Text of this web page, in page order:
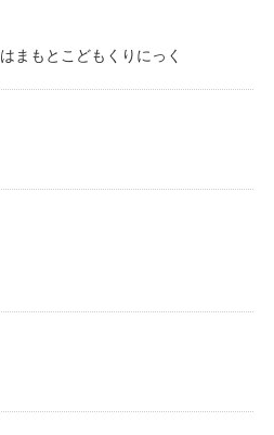
まもとこどもくりにっく